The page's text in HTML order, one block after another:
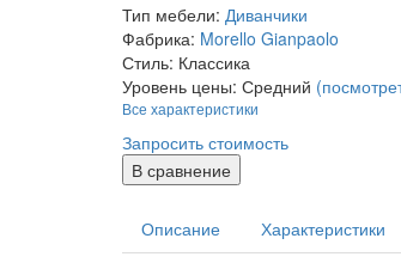
Тип мебели: Диванчики
Фабрика: Morello Gianpaolo
Стиль: Классика
Уровень цены: Средний
Все характеристики
Запросить стоимость
В сравнение
Описание Характеристики